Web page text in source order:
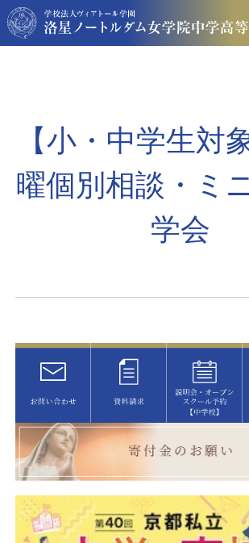
保護者の方へ
卒業生の方へ
資料請求
【小・中学生
曜個別相談・ミ
学会